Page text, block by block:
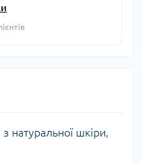
натуральної шкіри,